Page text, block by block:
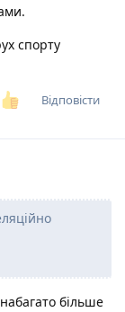
спорту
Відповісти
більше